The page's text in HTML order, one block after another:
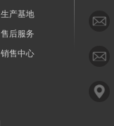
生产基地
售后服务
销售中心